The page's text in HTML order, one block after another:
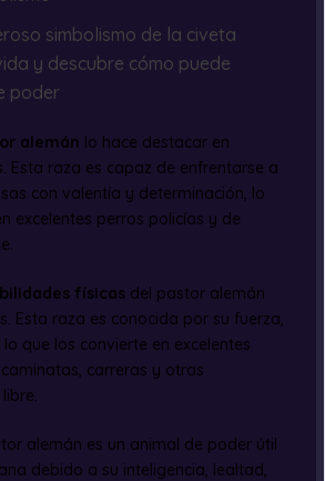
simbolismo de la civeta
y descubre cómo puede
poder
alemán lo hace destacar en
Esta raza es capaz de enfrentarse a
con valentía y determinación, lo
excelentes perros policías y de
físicasdel pastor alemán
Esta raza es conocida por su fuerza,
que los convierte en excelentes
carreras y otras
alemán es un animal de poder útil
debido a su inteligencia, lealtad,